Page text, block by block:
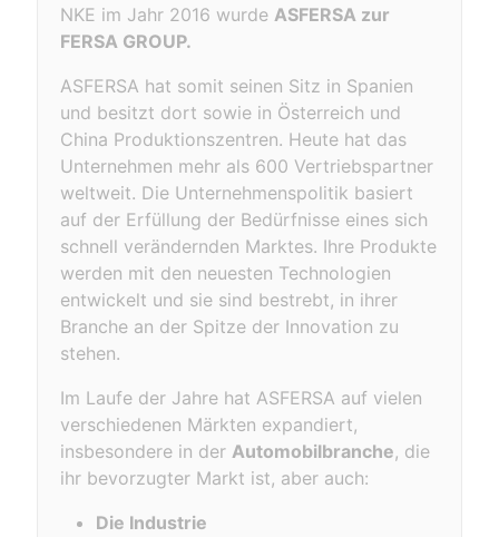
NKE im Jahr 2016 wurdeASFERSA zur
FERSA GROUP.
ASFERSA hat somit seinen Sitz in Spanien
und besitzt dort sowie in Österreich und
China Produktionszentren. Heute hat das
Unternehmen mehr als 600 Vertriebspartner
weltweit. Die Unternehmenspolitik basiert
auf der Erfüllung der Bedürfnisse eines sich
schnell verändernden Marktes. Ihre Produkte
werden mit den neuesten Technologien
entwickelt und sie sind bestrebt, in ihrer
Branche an der Spitze der Innovation zu
stehen.
Im Laufe der Jahre hat ASFERSA auf vielen
verschiedenen Märkten expandiert,
insbesondere in derAutomobilbranche, die
ihr bevorzugter Markt ist, aber auch:
Die Industrie